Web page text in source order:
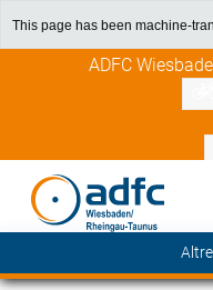
This page has been machine-
ADFC